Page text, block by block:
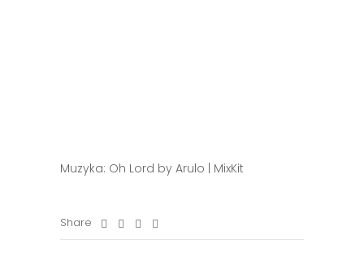
Muzyka: Oh Lord by Arulo | MixKit
Share